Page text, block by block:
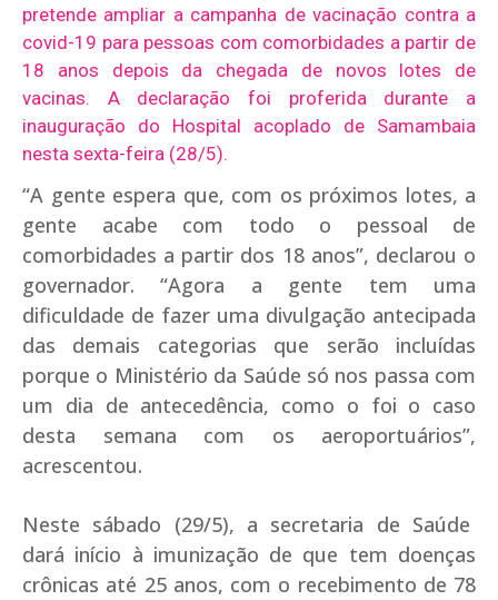
pretende ampliar a campanha de vacinação contra a
covid-19 para pessoas com comorbidades a partir de
18 anos depois da chegada de novos lotes de
vacinas. A declaração foi proferida durante a
inauguração do Hospital acoplado de Samambaia
nesta sexta-feira (28/5).
“A gente espera que, com os próximos lotes, a
gente acabe com todo o pessoal de
comorbidades a partir dos 18 anos”, declarou o
governador. “Agora a gente tem uma
dificuldade de fazer uma divulgação antecipada
das demais categorias que serão incluídas
porque o Ministério da Saúde só nos passa com
um dia de antecedência, como o foi o caso
desta semana com os aeroportuários”,
acrescentou.
Neste sábado (29/5), a secretaria de Saúde
dará início à imunização de que tem doenças
crônicas até 25 anos, com o recebimento de 78